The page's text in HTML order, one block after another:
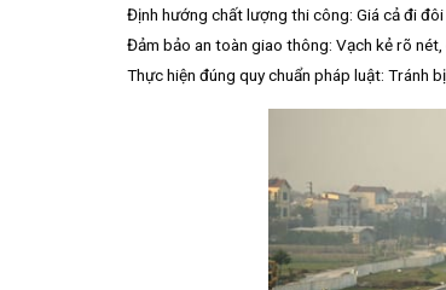
Định hướng chất lượng thi công: Giá cả đi
Đảm bảo an toàn giao thông: Vạch kẻ rõ
Thực hiện đúng quy chuẩn pháp luật: Tránh